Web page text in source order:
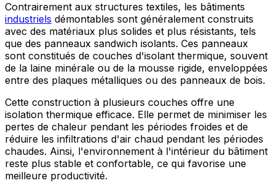
Contrairement aux structures textiles, les bâtiments
industriels démontables sont généralement construits
avec des matériaux plus solides et plus résistants, tels
que des panneaux sandwich isolants. Ces panneaux
sont constitués de couches d'isolant thermique, souvent
de la laine minérale ou de la mousse rigide, enveloppées
entre des plaques métalliques ou des panneaux de bois.
Cette construction à plusieurs couches offre une
isolation thermique efficace. Elle permet de minimiser les
pertes de chaleur pendant les périodes froides et de
réduire les infiltrations d'air chaud pendant les périodes
chaudes. Ainsi, l'environnement à l'intérieur du bâtiment
reste plus stable et confortable, ce qui favorise une
meilleure productivité.